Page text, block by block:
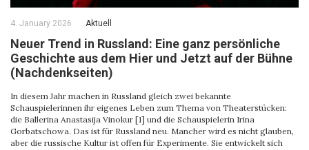
4. January 2026 Aktuell
Neuer Trend in Russland: Eine ganz persönliche
Geschichte aus dem Hier und Jetzt auf der Bühne
(Nachdenkseiten)
In diesem Jahr machen in Russland gleich zwei bekannte
Schauspielerinnen ihr eigenes Leben zum Thema von Theaterstücken:
die Ballerina Anastasija Vinokur [1] und die Schauspielerin Irina
Gorbatschowa. Das ist für Russland neu. Mancher wird es nicht glauben,
aber die russische Kultur ist offen für Experimente. Sie entwickelt sich